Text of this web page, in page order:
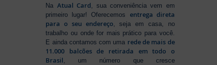
Na Atual Card , sua conveniência vem em
primeiro lugar! Oferecemos entrega direta
para o seu endereço , seja em casa, no
trabalho ou onde for mais prático para você.
E ainda contamos com uma rede de mais de
11.000 balcões de retirada em todo o
Brasil , um número que cresce